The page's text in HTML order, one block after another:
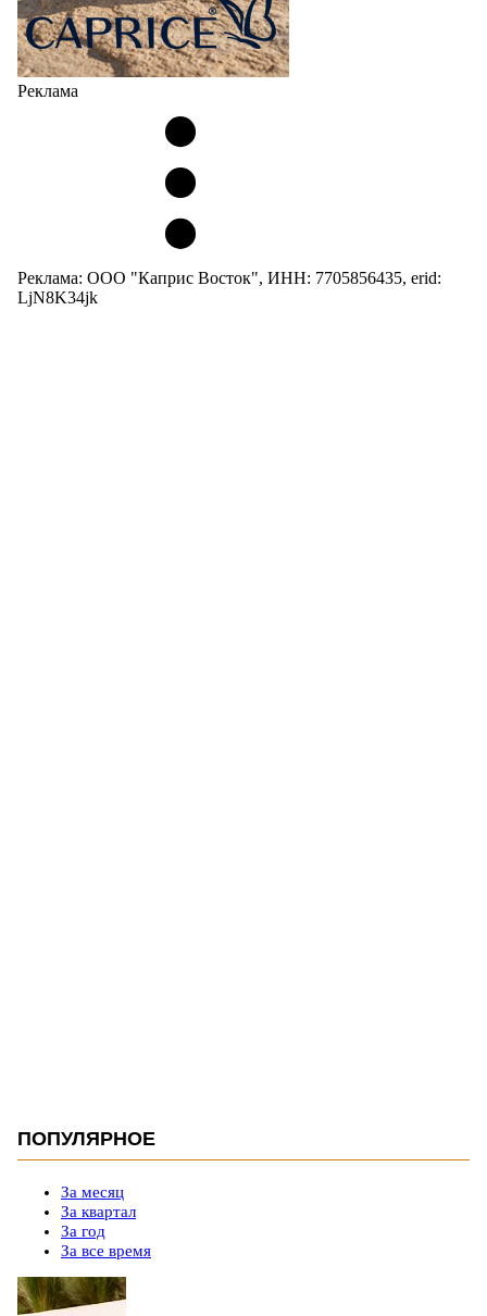
Реклама
Реклама: ООО "Каприс Восток", ИНН: 7705856435, erid:
LjN8K34jk
ПОПУЛЯРНОЕ
За месяц
За квартал
За год
За все время